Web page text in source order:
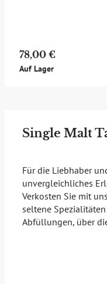
78,00 €
Auf Lager
Single Malt
Für die Liebhaber
unvergleichliches
Verkosten Sie mit
seltene
Abfüllungen, über